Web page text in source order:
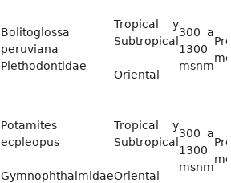
Bolitoglossa
peruviana
Plethodontidae
Tropical y
Subtropical
Oriental
300 a
1300
msnm
Potamites
ecpleopus
Gymnophthalmidae
Tropical y
Subtropical
Oriental
300 a
1300
msnm